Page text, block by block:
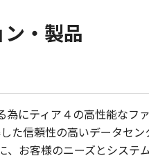
・製品
にティア４の高性能な
た信頼性の高いデータセン
お客様のニーズとシス